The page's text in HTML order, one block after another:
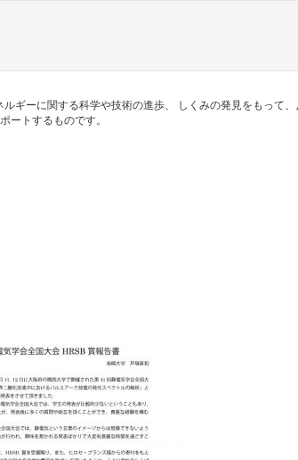
ギーに関する科学や技術の進歩、 しくみの発見をもって
ポートするものです。